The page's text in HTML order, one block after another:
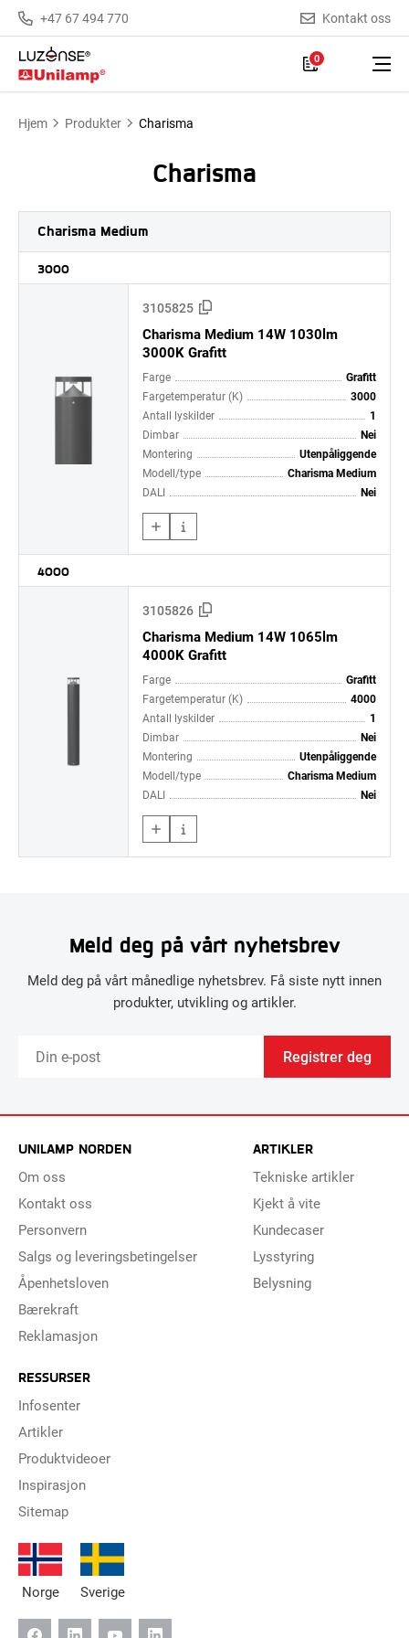
+47 67 494 770 Kontakt oss
0
Hjem Produkter Charisma
Charisma
Charisma Medium
3000
3105825
Charisma Medium 14W 1030lm
3000K Grafitt
Farge
Grafitt
Fargetemperatur (K)
3000
Antall lyskilder
1
Dimbar
Nei
Montering
Utenpåliggende
Modell/type
Charisma Medium
DALI
Nei
4000
3105826
Charisma Medium 14W 1065lm
4000K Grafitt
Farge
Grafitt
Fargetemperatur (K)
4000
Antall lyskilder
1
Dimbar
Nei
Montering
Utenpåliggende
Modell/type
Charisma Medium
DALI
Nei
Meld deg på vårt nyhetsbrev
Meld deg på vårt månedlige nyhetsbrev. Få siste nytt innen
produkter, utvikling og artikler.
Registrer deg
UNILAMP NORDEN
Om oss
Kontakt oss
Personvern
Salgs og leveringsbetingelser
Åpenhetsloven
Bærekraft
Reklamasjon
ARTIKLER
Tekniske artikler
Kjekt å vite
Kundecaser
Lysstyring
Belysning
RESSURSER
Infosenter
Artikler
Produktvideoer
Inspirasjon
Sitemap
Norge Sverige